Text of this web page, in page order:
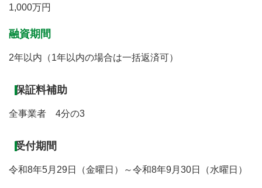
1,000万円
融資期間
2年以内（1年以内の場合は一括返済可）
保証料補助
全事業者 4分の3
受付期間
令和8年5月29日（金曜日）～令和8年9月30日（水曜日）